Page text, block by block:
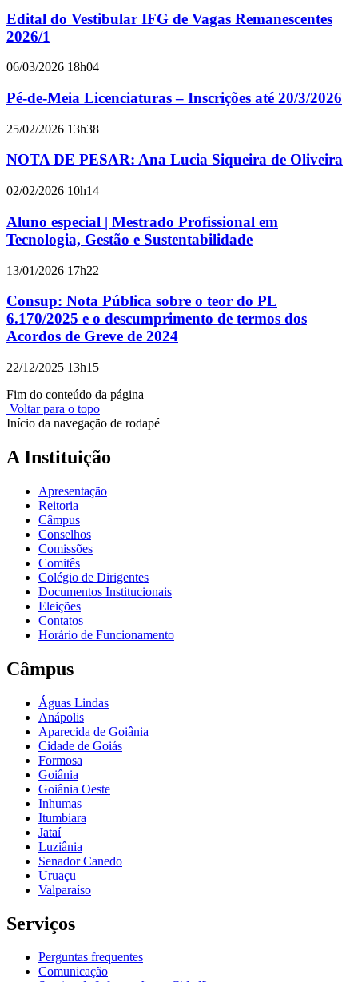
Edital do Vestibular IFG de Vagas Remanescentes
2026/1
06/03/2026 18h04
Pé-de-Meia Licenciaturas – Inscrições até 20/3/2026
25/02/2026 13h38
NOTA DE PESAR: Ana Lucia Siqueira de Oliveira
02/02/2026 10h14
Aluno especial | Mestrado Profissional em
Tecnologia, Gestão e Sustentabilidade
13/01/2026 17h22
Consup: Nota Pública sobre o teor do PL
6.170/2025 e o descumprimento de termos dos
Acordos de Greve de 2024
22/12/2025 13h15
Fim do conteúdo da página
Voltar para o topo
Início da navegação de rodapé
A Instituição
Apresentação
Reitoria
Câmpus
Conselhos
Comissões
Comitês
Colégio de Dirigentes
Documentos Institucionais
Eleições
Contatos
Horário de Funcionamento
Câmpus
Águas Lindas
Anápolis
Aparecida de Goiânia
Cidade de Goiás
Formosa
Goiânia
Goiânia Oeste
Inhumas
Itumbiara
Jataí
Luziânia
Senador Canedo
Uruaçu
Valparaíso
Serviços
Perguntas frequentes
Comunicação